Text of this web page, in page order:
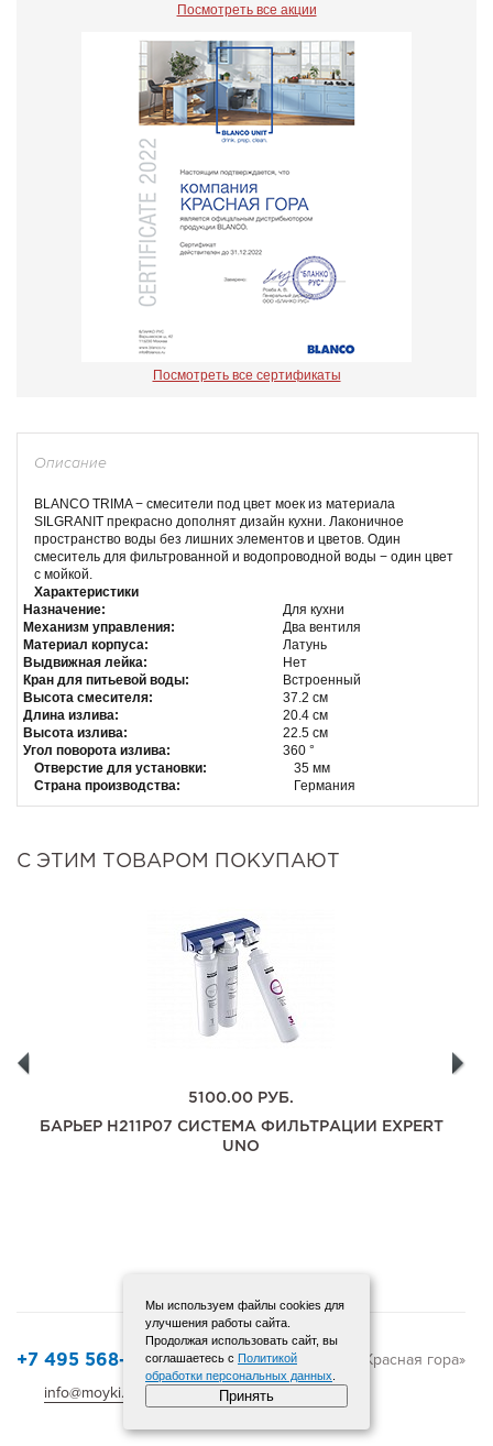
Посмотреть все акции
Посмотреть все сертификаты
Описание
BLANCO TRIMA − смесители под цвет моек из материала
SILGRANIT прекрасно дополнят дизайн кухни. Лаконичное
пространство воды без лишних элементов и цветов. Один
смеситель для фильтрованной и водопроводной воды − один цвет
с мойкой.
Характеристики
Назначение:
Для кухни
Механизм управления:
Два вентиля
Материал корпуса:
Латунь
Выдвижная лейка:
Нет
Кран для питьевой воды:
Встроенный
Высота смесителя:
37.2 см
Длина излива:
20.4 см
Высота излива:
22.5 см
Угол поворота излива:
360 °
Отверстие для установки:
Страна производства:
35 мм
Германия
С ЭТИМ ТОВАРОМ ПОКУПАЮТ
5100.00 РУБ.
БАРЬЕР H211P07 СИСТЕМА ФИЛЬТРАЦИИ EXPERT
UNO
+7 495 568-12-72
© 2015-2025 «Красная гора»
info@moyki.ru
Карта сайта
Мы используем файлы cookies для
улучшения работы сайта.
Продолжая использовать сайт, вы
соглашаетесь с Политикой
обработки персональных данных
Принять